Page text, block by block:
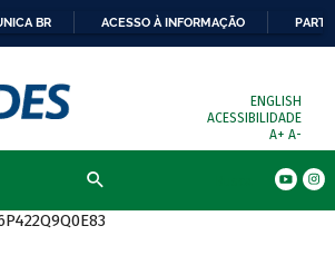
BR ACESSO À INFORMAÇÃO
ENGLISH
ACESSIBILIDADE
A+ A-